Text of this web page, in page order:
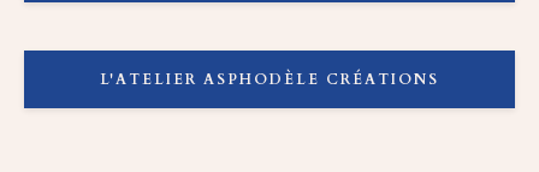
L'ATELIER ASPHODÈLE CRÉATIONS